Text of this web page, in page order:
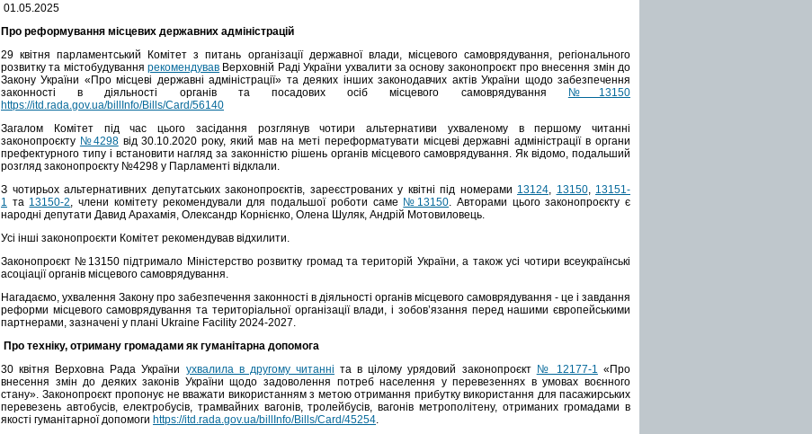
01.05.2025
Про реформування місцевих державних адміністрацій
29 квітня парламентський Комітет з питань організації державної влади, місцевого самоврядування, регіонального
розвитку та містобудуваннярекомендував Верховній Раді України ухвалити за основу законопроєкт про внесення змін до
Закону України «Про місцеві державні адміністрації» та деяких інших законодавчих актів України щодо забезпечення
законності в діяльності органів та посадових осіб місцевого самоврядування №13150
https://itd.rada.gov.ua/billInfo/Bills/Card/56140
Загалом Комітет під час цього засідання розглянув чотири альтернативи ухваленому в першому читанні
законопроєкту №4298від 30.10.2020 року, який мав на меті переформатувати місцеві державні адміністрації в органи
префектурного типу і встановити нагляд за законністю рішень органів місцевого самоврядування. Як відомо, подальший
розгляд законопроєкту №4298 у Парламенті відклали.
З чотирьох альтернативних депутатських законопроєктів, зареєстрованих у квітні під номерами 13124, 13150, 13151-
1 та 13150-2, члени комітету рекомендували для подальшої роботи саме №13150. Авторами цього законопроєкту є
народні депутати Давид Арахамія, Олександр Корнієнко, Олена Шуляк, Андрій Мотовиловець.
Усі інші законопроєкти Комітет рекомендував відхилити.
Законопроєкт №13150 підтримало Міністерство розвитку громад та територій України, а також усі чотири всеукраїнські
асоціації органів місцевого самоврядування.
Нагадаємо, ухвалення Закону про забезпечення законності в діяльності органів місцевого самоврядування - це і завдання
реформи місцевого самоврядування та територіальної організації влади, і зобов’язання перед нашими європейськими
партнерами, зазначені у плані Ukraine Facility 2024-2027.
Про техніку, отриману громадами як гуманітарна допомога
30 квітня Верховна Рада України ухвалила в другому читанні та в цілому урядовий законопроєкт № 12177-1 «Про
внесення змін до деяких законів України щодо задоволення потреб населення у перевезеннях в умовах воєнного
стану». Законопроєкт пропонує не вважати використанням з метою отримання прибутку використання для пасажирських
перевезень автобусів, електробусів, трамвайних вагонів, тролейбусів, вагонів метрополітену, отриманих громадами в
якості гуманітарної допомоги https://itd.rada.gov.ua/billInfo/Bills/Card/45254.